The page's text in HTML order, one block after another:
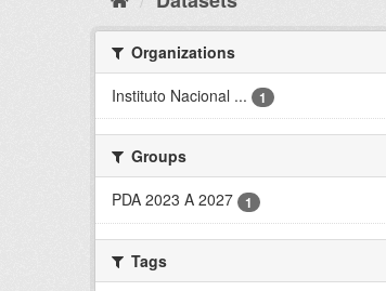
Organizations
Instituto Nacional ...
1
Groups
PDA 2023 A 2027
1
Tags